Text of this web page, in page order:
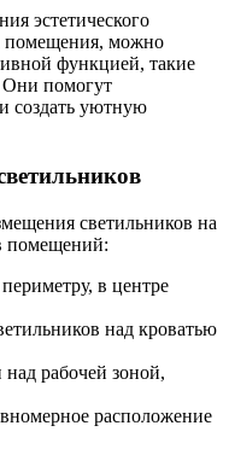
эстетического
помещения, можно
функцией, такие
Они помогут
создать уютную
светильников на
помещений:
в центре
над кроватью
рабочей зоной,
расположение